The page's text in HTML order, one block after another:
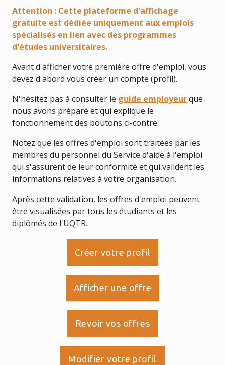
Attention : Cette plateforme d'affichage
gratuite est dédiée uniquement aux emplois
spécialisés en lien avec des programmes
d'études universitaires.
Avant d'afficher votre première offre d'emploi, vous
devez d'abord vous créer un compte (profil).
N'hésitez pas à consulter le guide employeurque
nous avons préparé et qui explique le
fonctionnement des boutons ci-contre.
Notez que les offres d'emploi sont traitées par les
membres du personnel du Service d'aide à l'emploi
qui s'assurent de leur conformité et qui valident les
informations relatives à votre organisation.
Après cette validation, les offres d'emploi peuvent
être visualisées par tous les étudiants et les
diplômés de l'UQTR.
Créer votre profil
Afficher une offre
Revoir vos offres
Modifier votre profil